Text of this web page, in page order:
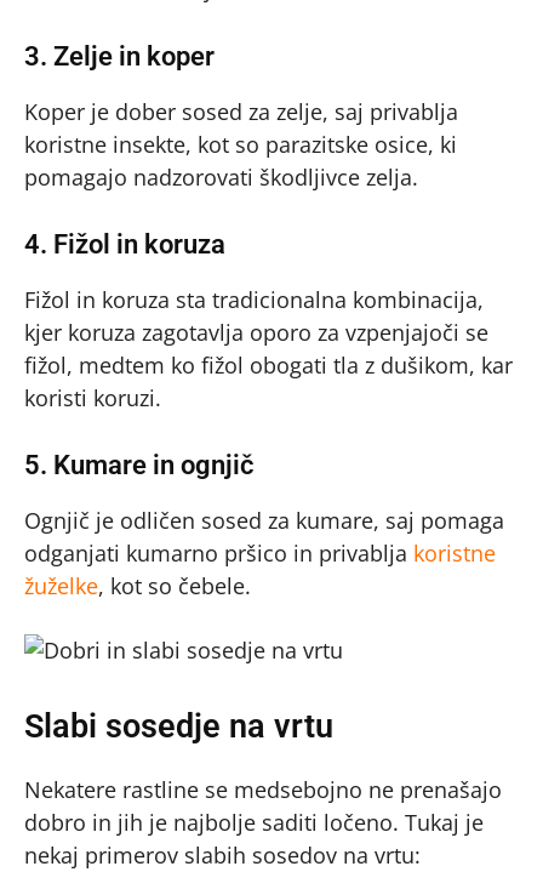
3. Zelje in koper
Koper je dober sosed za zelje, saj privablja
koristne insekte, kot so parazitske osice, ki
pomagajo nadzorovati škodljivce zelja.
4. Fižol in koruza
Fižol in koruza sta tradicionalna kombinacija,
kjer koruza zagotavlja oporo za vzpenjajoči se
fižol, medtem ko fižol obogati tla z dušikom, kar
koristi koruzi.
5. Kumare in ognjič
Ognjič je odličen sosed za kumare, saj pomaga
odganjati kumarno pršico in privablja koristne
žuželke, kot so čebele.
Slabi sosedje na vrtu
Nekatere rastline se medsebojno ne prenašajo
dobro in jih je najbolje saditi ločeno. Tukaj je
nekaj primerov slabih sosedov na vrtu: